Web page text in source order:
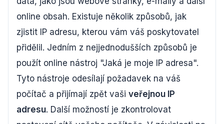
online obsah. Existuje několik způsobů, jak
zjistit IP adresu, kterou vám váš poskytovatel
přidělil. Jedním z nejjednodušších způsobů je
použít online nástroj "Jaká je moje IP adresa".
Tyto nástroje odesílají požadavek na váš
počítač a přijímají zpět vaši veřejnou IP
adresu. Další možností je zkontrolovat